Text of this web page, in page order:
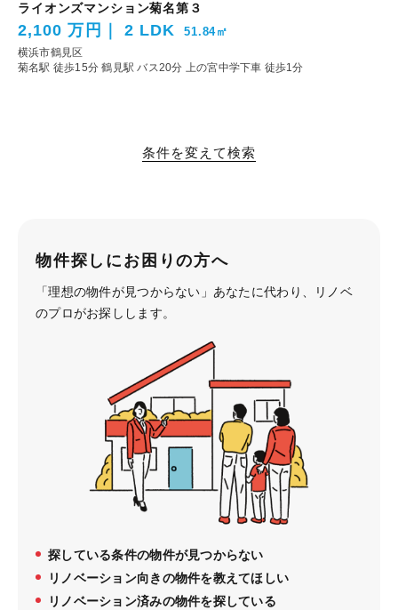
ライオンズマンション菊名第３
2,100 万円 2 LDK 51.84㎡
横浜市鶴見区
菊名駅 徒歩15分鶴見駅 バス20分 上の宮中学下車 徒歩1分
条件を変えて検索
物件探しにお困りの方へ
「理想の物件が見つからない」あなたに代わり、
リノベ
のプロがお探しします。
探している条件の物件が見つからない
リノベーション向きの物件を教えてほしい
リノベーション済みの物件を探している